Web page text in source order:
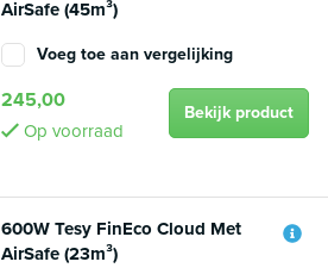
AirSafe (45m³)
Voeg toe aan vergelijking
245,00
Op voorraad
Bekijk product
600W Tesy FinEco Cloud Met
AirSafe (23m³)